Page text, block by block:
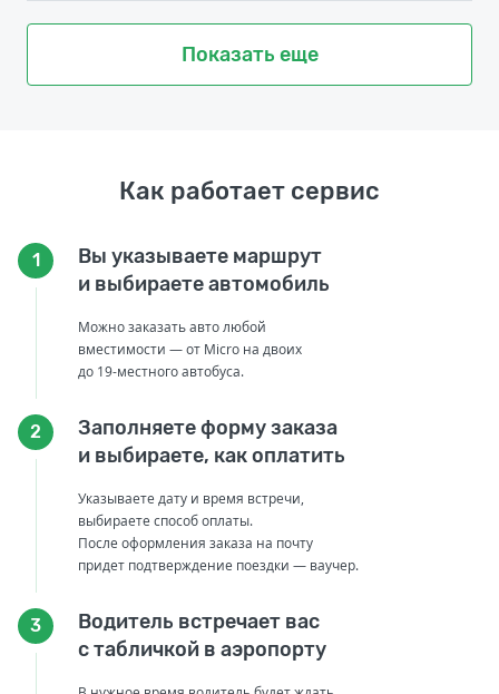
Показать еще
Как работает сервис
1
Вы указываете маршрут
и выбираете автомобиль
Можно заказать авто любой
вместимости — от Micro на двоих
до 19-местного автобуса.
2
Заполняете форму заказа
и выбираете, как оплатить
Указываете дату и время встречи,
выбираете способ оплаты.
После оформления заказа на почту
придет подтверждение поездки — ваучер.
3
Водитель встречает вас
с табличкой в аэропорту